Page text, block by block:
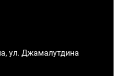
ул. Джамалутдина